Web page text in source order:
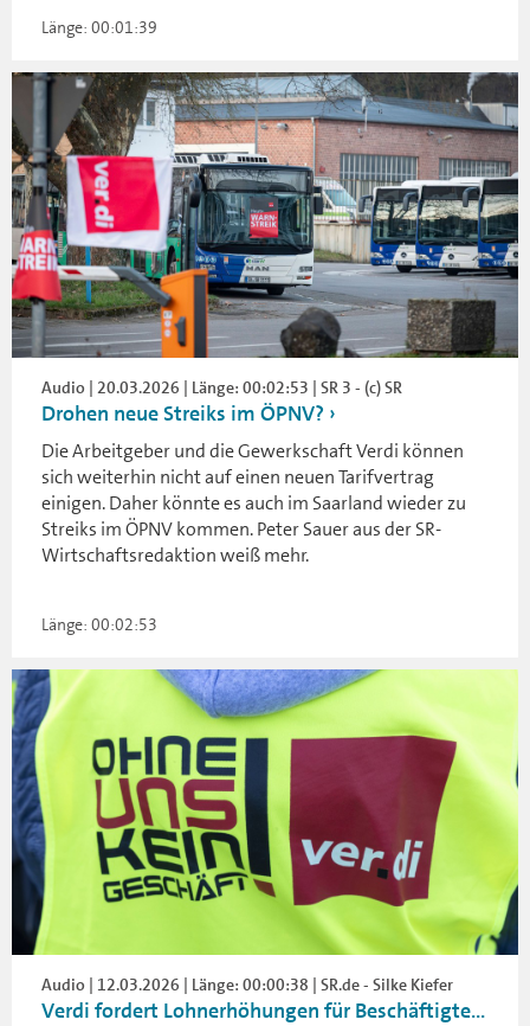
Länge: 00:01:39
Audio | 20.03.2026 | Länge: 00:02:53 | SR 3 - (c) SR
Drohen neue Streiks im ÖPNV?
Die Arbeitgeber und die Gewerkschaft Verdi können
sich weiterhin nicht auf einen neuen Tarifvertrag
einigen. Daher könnte es auch im Saarland wieder zu
Streiks im ÖPNV kommen. Peter Sauer aus der SR-
Wirtschaftsredaktion weiß mehr.
Länge: 00:02:53
Audio | 12.03.2026 | Länge: 00:00:38 | SR.de - Silke Kiefer
Verdi fordert Lohnerhöhungen für Beschäftigte...